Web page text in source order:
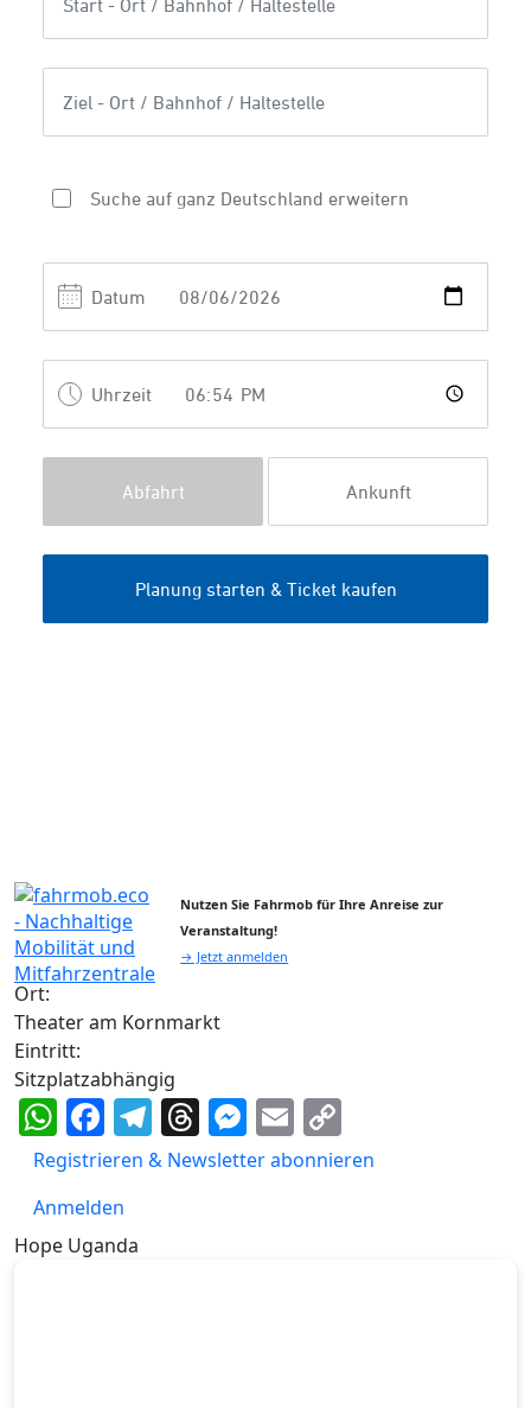
Nutzen Sie Fahrmob für Ihre Anreise zur
Veranstaltung!
→ Jetzt anmelden
Ort:
Theater am Kornmarkt
Eintritt:
Sitzplatzabhängig
WhatsApp
Facebook
Telegram
Threads
Messenger
Email
Link
Registrieren & Newsletter abonnieren
Anmelden
Hope Uganda